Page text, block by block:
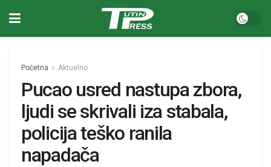
Početna Aktuelno
Pucao usred nastupa zbora,
ljudi se skrivali iza stabala,
policija teško ranila
napadača